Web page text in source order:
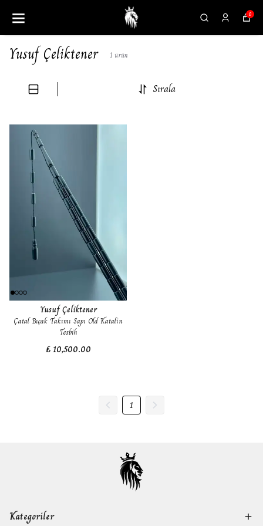
0
Yusuf Çeliktener 1 ürün
Sırala
Yusuf Çeliktener
Çatal Bıçak Takımı Sapı Old Katalin
Tesbih
₺ 10,500.00
1
Kategoriler